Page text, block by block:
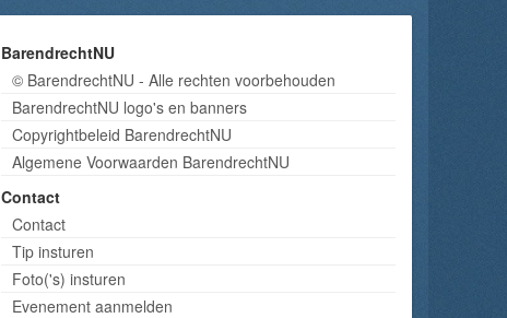
BarendrechtNU
© BarendrechtNU - Alle rechten voorbehouden
BarendrechtNU logo's en banners
Copyrightbeleid BarendrechtNU
Algemene Voorwaarden BarendrechtNU
Contact
Contact
Tip insturen
Foto('s) insturen
Evenement aanmelden